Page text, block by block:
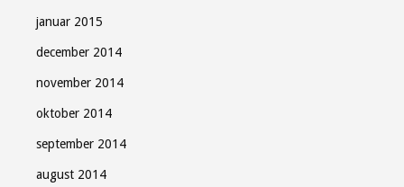
januar 2015
december 2014
november 2014
oktober 2014
september 2014
august 2014